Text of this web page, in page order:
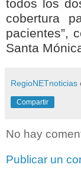
todos los
cobertura
pacientes”,
Santa
RegioNETnoticias
Compartir
No hay
Publicar un